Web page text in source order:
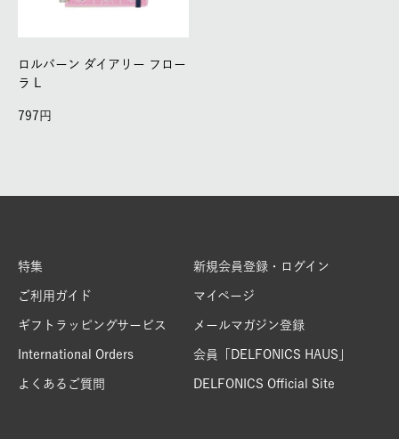
ロルバーン ダイアリー フロー
ラ L
797
特集
ご利用ガイド
ギフトラッピングサービス
International Orders
よくあるご質問
新規会員登録・ログイン
マイページ
メールマガジン登録
会員「DELFONICS HAUS」
DELFONICS Official Site